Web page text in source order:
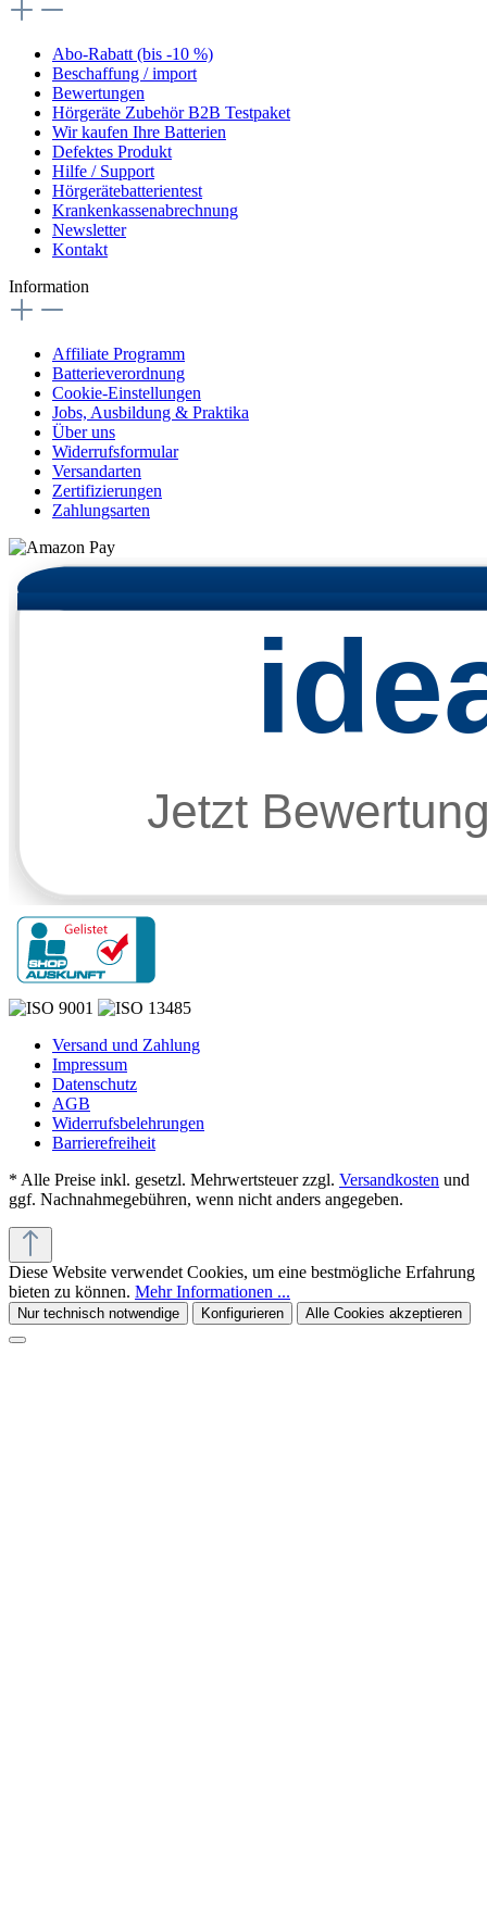
Abo-Rabatt (bis -10 %)
Beschaffung / import
Bewertungen
Hörgeräte Zubehör B2B Testpaket
Wir kaufen Ihre Batterien
Defektes Produkt
Hilfe / Support
Hörgerätebatterientest
Krankenkassenabrechnung
Newsletter
Kontakt
Information
Affiliate Programm
Batterieverordnung
Cookie-Einstellungen
Jobs, Ausbildung & Praktika
Über uns
Widerrufsformular
Versandarten
Zertifizierungen
Zahlungsarten
Versand und Zahlung
Impressum
Datenschutz
AGB
Widerrufsbelehrungen
Barrierefreiheit
* Alle Preise inkl. gesetzl. Mehrwertsteuer zzgl. Versandkosten und
ggf. Nachnahmegebühren, wenn nicht anders angegeben.
Diese Website verwendet Cookies, um eine bestmögliche Erfahrung
bieten zu können. Mehr Informationen ...
Nur technisch notwendige Konfigurieren Alle Cookies akzeptieren